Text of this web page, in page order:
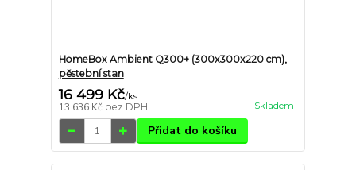
HomeBox Ambient Q300+ (300x300x220 cm),
pěstební stan
16 499 Kč/ks
13 636 Kč bez DPH Skladem
Přidat do košíku